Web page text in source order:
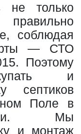
не только
соблюдая
— СТО
Поэтому
и
септиков
Поле в
Мы
и монтаж